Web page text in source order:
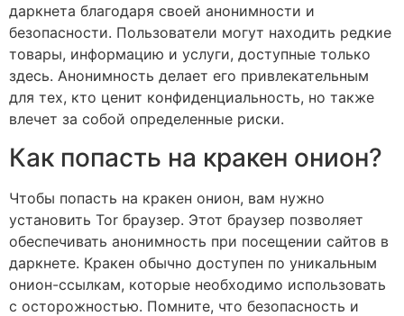
даркнета благодаря своей анонимности и
безопасности. Пользователи могут находить редкие
товары, информацию и услуги, доступные только
здесь. Анонимность делает его привлекательным
для тех, кто ценит конфиденциальность, но также
влечет за собой определенные риски.
Как попасть на кракен онион?
Чтобы попасть на кракен онион, вам нужно
установить Tor браузер. Этот браузер позволяет
обеспечивать анонимность при посещении сайтов в
даркнете. Кракен обычно доступен по уникальным
онион-ссылкам, которые необходимо использовать
с осторожностью. Помните, что безопасность и